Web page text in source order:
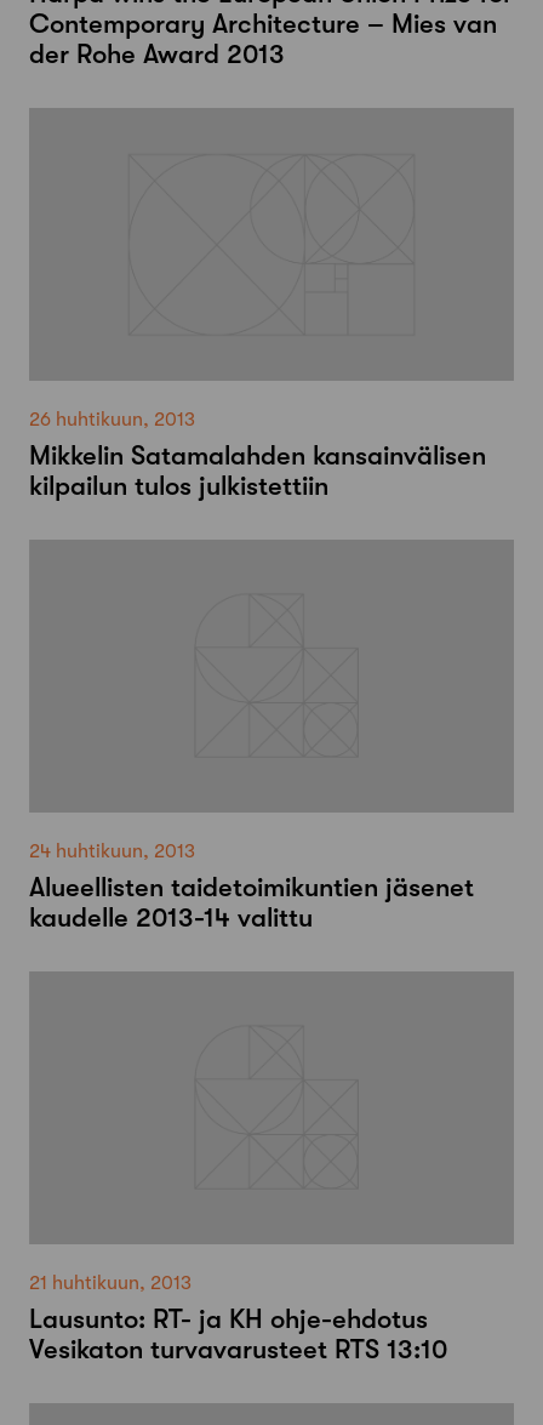
Contemporary Architecture – Mies van
der Rohe Award 2013
26 huhtikuun, 2013
Mikkelin Satamalahden kansainvälisen
kilpailun tulos julkistettiin
24 huhtikuun, 2013
Alueellisten taidetoimikuntien jäsenet
kaudelle 2013-14 valittu
21 huhtikuun, 2013
Lausunto: RT-­ ja KH ohje-­ehdotus
Vesikaton turvavarusteet RTS 13:10